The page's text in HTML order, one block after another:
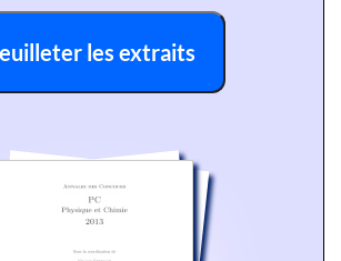
les extraits